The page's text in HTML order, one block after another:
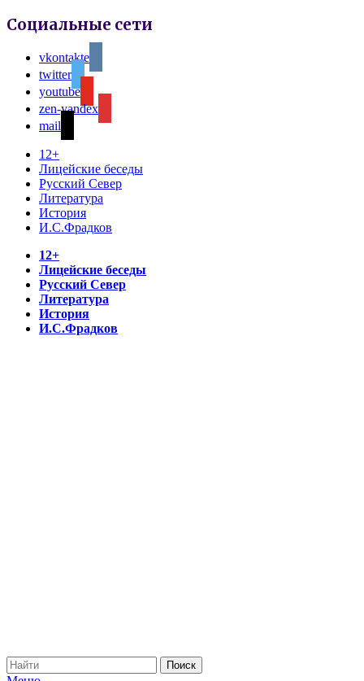
Социальные сети
vkontakte
twitter
youtube
zen-yandex
mail
12+
Лицейские беседы
Русский Север
Литература
История
И.С.Фрадков
12+
Лицейские беседы
Русский Север
Литература
История
И.С.Фрадков